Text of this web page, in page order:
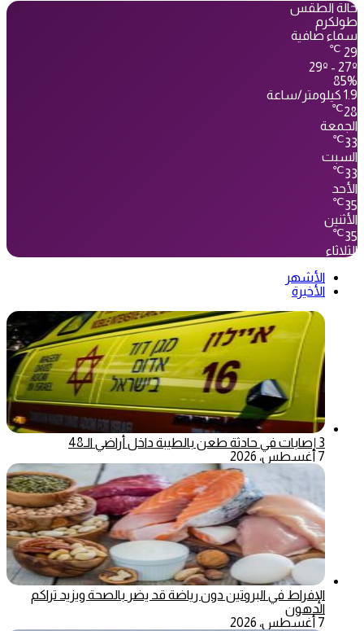
حالة الطقس
طولكرم
سماء صافية
29
℃
29º - 27º
85%
1.9 كيلومتر/ساعة
28
℃
الجمعة
33
℃
السبت
33
℃
الأحد
35
℃
الأثنين
35
℃
الثلاثاء
الأشهر
الأخيرة
3 إصابات في حادثة طعن بالطيبة داخل أراضي الـ48
7 أغسطس، 2026
الإفراط في البروتين دون رياضة قد يضر بالصحة ويزيد تراكم
الدهون
7 أغسطس، 2026